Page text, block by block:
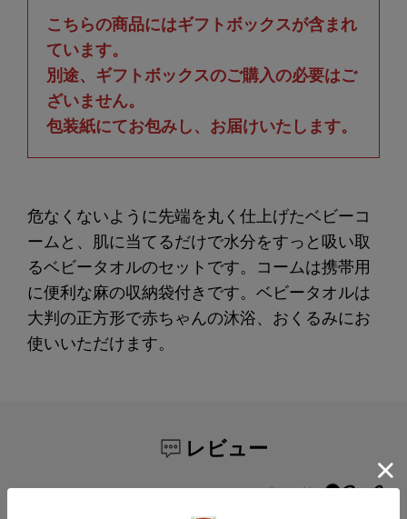
こちらの商品にはギフトボックスが含まれ
ています。
別途、ギフトボックスのご購入の必要はご
ざいません。
包装紙にてお包みし、お届けいたします。
危なくないように先端を丸く仕上げたベビーコ
ームと、肌に当てるだけで水分をすっと吸い取
るベビータオルのセットです。コームは携帯用
に便利な麻の収納袋付きです。ベビータオルは
大判の正方形で赤ちゃんの沐浴、おくるみにお
使いいただけます。
レビュー